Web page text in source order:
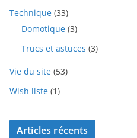
Technique (33)
Domotique (3)
Trucs et astuces (3)
Vie du site (53)
Wish liste (1)
Articles récents